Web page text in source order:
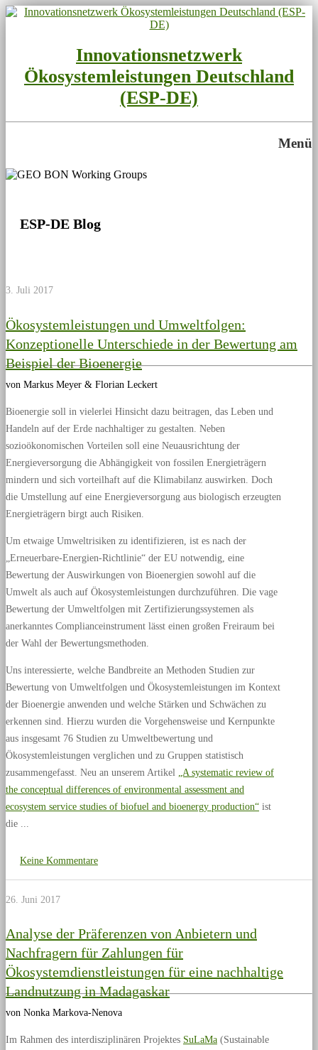
Innovationsnetzwerk
Ökosystemleistungen Deutschland
(ESP-DE)
Menü
ESP-DE Blog
3. Juli 2017
Ökosystemleistungen und Umweltfolgen:
Konzeptionelle Unterschiede in der Bewertung am
Beispiel der Bioenergie
von Markus Meyer & Florian Leckert
Bioenergie soll in vielerlei Hinsicht dazu beitragen, das Leben und
Handeln auf der Erde nachhaltiger zu gestalten. Neben
sozioökonomischen Vorteilen soll eine Neuausrichtung der
Energieversorgung die Abhängigkeit von fossilen Energieträgern
mindern und sich vorteilhaft auf die Klimabilanz auswirken. Doch
die Umstellung auf eine Energieversorgung aus biologisch erzeugten
Energieträgern birgt auch Risiken.
Um etwaige Umweltrisiken zu identifizieren, ist es nach der
„Erneuerbare-Energien-Richtlinie“ der EU notwendig, eine
Bewertung der Auswirkungen von Bioenergien sowohl auf die
Umwelt als auch auf Ökosystemleistungen durchzuführen. Die vage
Bewertung der Umweltfolgen mit Zertifizierungssystemen als
anerkanntes Complianceinstrument lässt einen großen Freiraum bei
der Wahl der Bewertungsmethoden.
Uns interessierte, welche Bandbreite an Methoden Studien zur
Bewertung von Umweltfolgen und Ökosystemleistungen im Kontext
der Bioenergie anwenden und welche Stärken und Schwächen zu
erkennen sind. Hierzu wurden die Vorgehensweise und Kernpunkte
aus insgesamt 76 Studien zu Umweltbewertung und
Ökosystemleistungen verglichen und zu Gruppen statistisch
zusammengefasst. Neu an unserem Artikel
„A systematic review of
the conceptual differences of environmental assessment and
ecosystem service studies of biofuel and bioenergy production“ ist
die
Keine Kommentare
26. Juni 2017
Analyse der Präferenzen von Anbietern und
Nachfragern für Zahlungen für
Ökosystemdienstleistungen für eine nachhaltige
Landnutzung in Madagaskar
von Nonka Markova-Nenova
Im Rahmen des interdisziplinären Projektes SuLaMa (Sustainable